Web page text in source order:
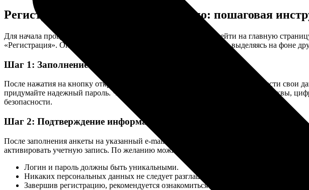
Регистрация на сайте Вавада казино: пошаговая
Для начала процесса создания учетной записи необходимо перейти на главную
«Регистрация». Она обычно расположена в верхнем углу экрана, выделяясь на фоне
Шаг 1: Заполнение анкеты
После нажатия на кнопку откроется всплывающее окно, где потребуется ввести свои
придумайте надежный пароль. Часто рекомендуется, чтобы пароль включал буквы,
безопасности.
Шаг 2: Подтверждение информации
После заполнения анкеты на указанный e-mail будет отправлено письмо с ссылкой для
активировать учетную запись. По желанию можно также проверить данные на
Логин и пароль должны быть уникальными.
Никаких персональных данных не следует разглашать третьим лицам.
Завершив регистрацию, рекомендуется ознакомиться с правилами и условиями